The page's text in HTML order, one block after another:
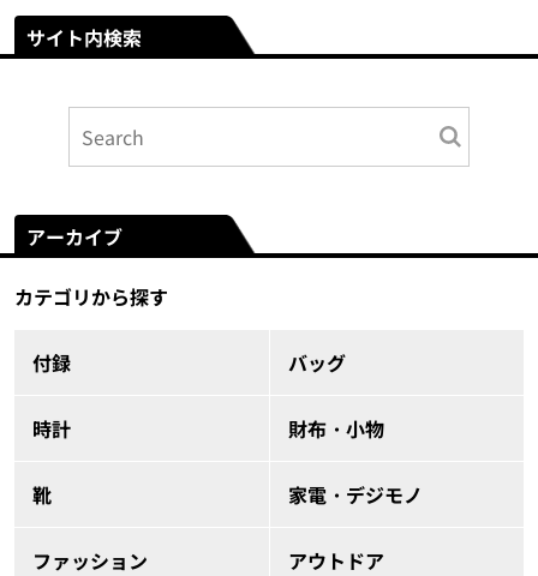
サイト内検索
アーカイブ
カテゴリから探す
付録 バッグ
時計 財布・小物
靴 家電・デジモノ
ファッション アウトドア